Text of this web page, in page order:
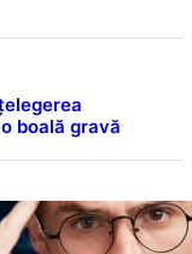
boală gravă
Semnele unui IQ